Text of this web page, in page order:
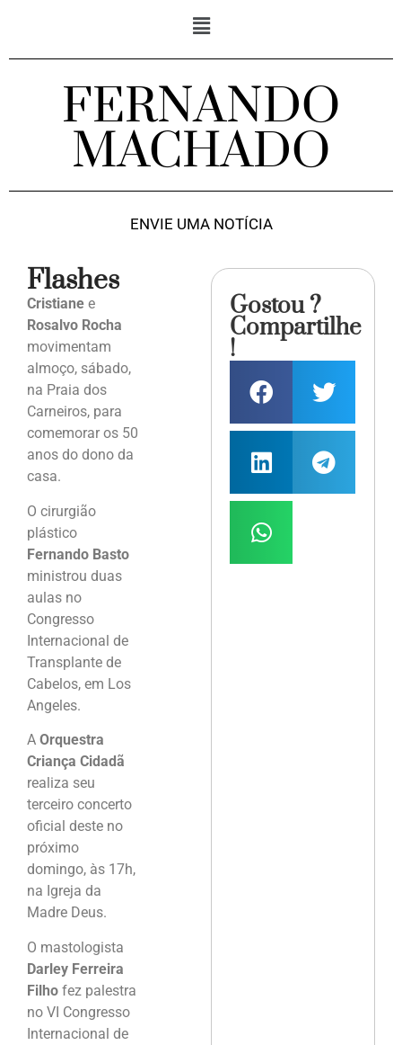
FERNANDO
MACHADO
ENVIE UMA NOTÍCIA
Flashes
Cristiane e
Rosalvo Rocha
movimentam
almoço, sábado,
na Praia dos
Carneiros, para
comemorar os 50
anos do dono da
casa.
O cirurgião
plástico
Fernando Basto
ministrou duas
aulas no
Congresso
Internacional de
Transplante de
Cabelos, em Los
Angeles.
A Orquestra
Criança Cidadã
realiza seu
terceiro concerto
oficial deste no
próximo
domingo, às 17h,
na Igreja da
Madre Deus.
O mastologista
Darley Ferreira
Filho fez palestra
no VI Congresso
Internacional de
Gostou ?
Compartilhe
!